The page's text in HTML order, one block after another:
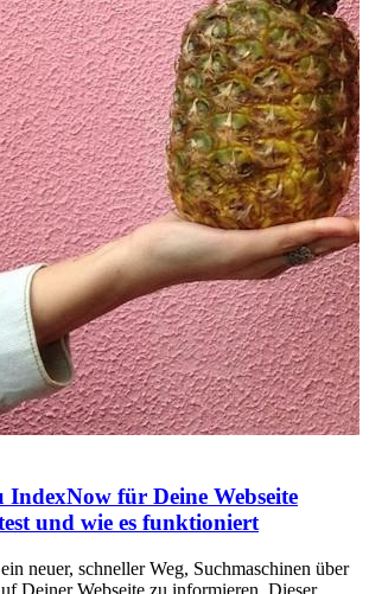
für Deine Webseite
und wie es funktioniert
neuer, schneller Weg, Suchmaschinen über
Deiner Webseite zu informieren. Dieser